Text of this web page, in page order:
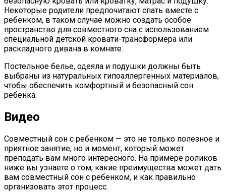
Некоторые родители предпочитают спать вместе с
ребенком, в таком случае можно создать особое
пространство для совместного сна с использованием
специальной детской кровати-трансформера или
раскладного дивана в комнате.
Постельное белье, одеяла и подушки должны быть
выбраны из натуральных гипоаллергенных материалов,
чтобы обеспечить комфортный и безопасный сон
ребенка.
Видео
Совместный сон с ребенком — это не только полезное и
приятное занятие, но и момент, который может
преподать вам много интересного. На примере роликов
ниже вы узнаете о том, какие преимущества может дать
вам совместный сон с ребенком, и как правильно
организовать этот процесс.